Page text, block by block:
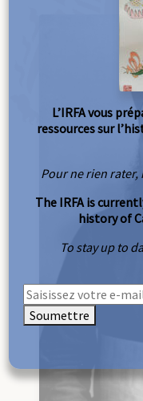
L’IRFA vous
ressources sur
Pour ne rien
The IRFA is
history of
To stay up to
Soumettre